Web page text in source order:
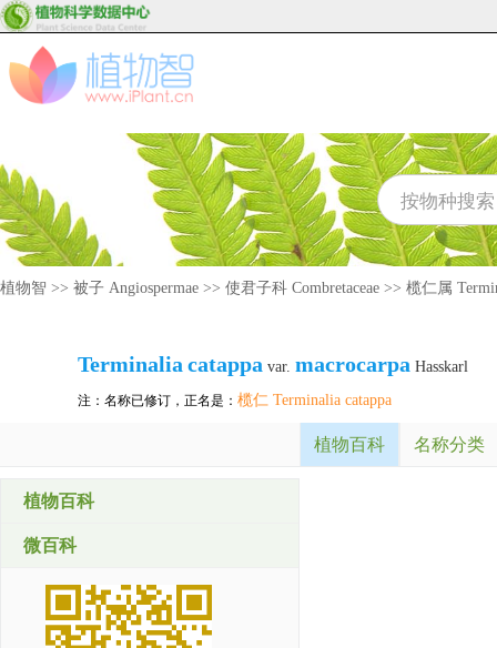
植物智 >> 被子 Angiospermae >> 使君子科 Combretaceae >> 榄仁属
Terminalia catappa var. macrocarpa Hasskarl
注：名称已修订，正名是： 榄仁 Terminalia catappa
植物百科 名称分类
植物百科
微百科